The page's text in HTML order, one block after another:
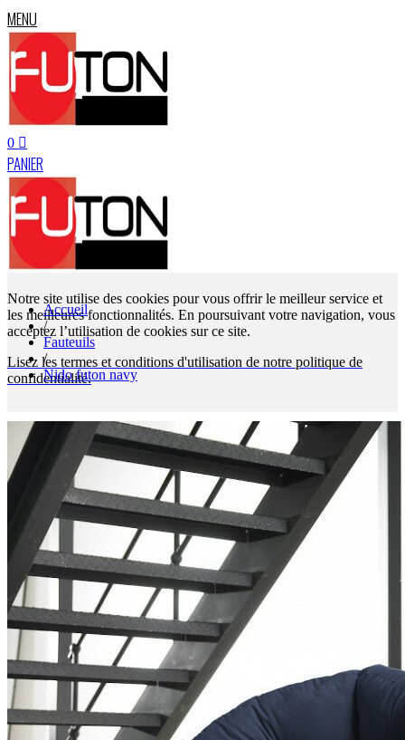
MENU
0
PANIER
Notre site utilise des cookies pour vous offrir le meilleur service et
les meilleures fonctionnalités. En poursuivant votre navigation, vous
acceptez l’utilisation de cookies sur ce site.
Lisez les termes et conditions d'utilisation de notre politique de
confidentialité.
Politique des cookies ? J'accepte les Cookies
Mon panier
0 Articles - 0,00 €
Aucun produit
A déterminer Livraison
0,00 € Total
Payer
More products »
LITS
CANAPÉS-LITS
Accueil
/
Fauteuils
/
Nido futon navy